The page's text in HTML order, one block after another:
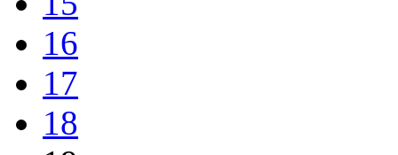
16
17
18